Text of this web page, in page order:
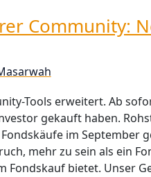
Community:
Tools erweitert. Ab
gekauft haben.
im September
mehr zu sein als ein
Fondskauf bietet. Unser